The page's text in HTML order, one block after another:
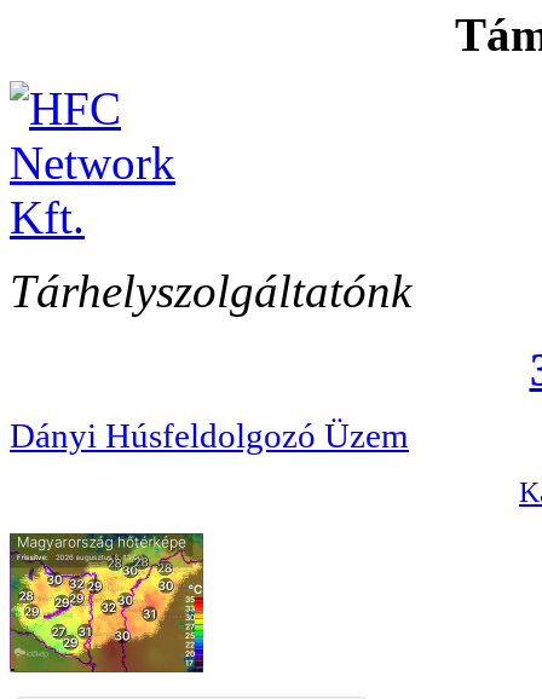
Tárhelyszolgáltatónk
Dányi Húsfeldolgozó Üzem